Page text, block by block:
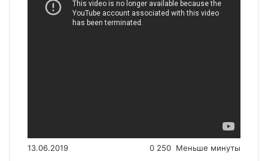
13.06.2019 0 250 Меньше минуты